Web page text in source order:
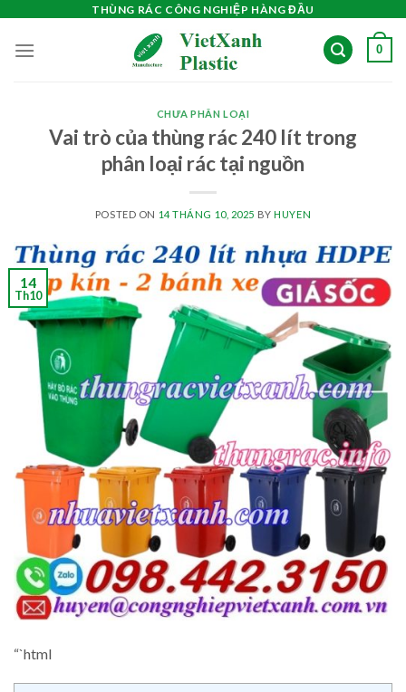
content
THÙNG RÁC CÔNG NGHIỆP HÀNG ĐẦU
0
CHƯA PHÂN LOẠI
Vai trò của thùng rác 240 lít trong
phân loại rác tại nguồn
POSTED ON 14 THÁNG 10, 2025 BYHUYEN
14
Th10
“`html